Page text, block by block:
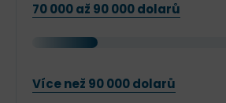
70 000 až 90 000 dolarů
Více než 90 000 dolarů